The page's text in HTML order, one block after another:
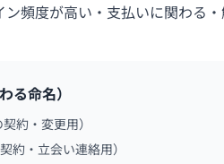
頻度が高い・支払いに関わる
る命名）
約・変更用）
・立会い連絡用）